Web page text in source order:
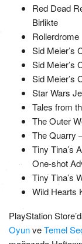
Red Dead
Birlikte
Rollerdrome
Sid Meier’s
Sid Meier’s
Sid Meier’s
Star Wars
Tales from
The Outer
The Quarry
Tiny Tina’s
One-shot
Tiny Tina’s
Wild Hearts
PlayStation
OyunveTemel